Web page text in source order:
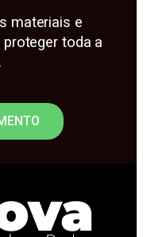
materiais e
toda a